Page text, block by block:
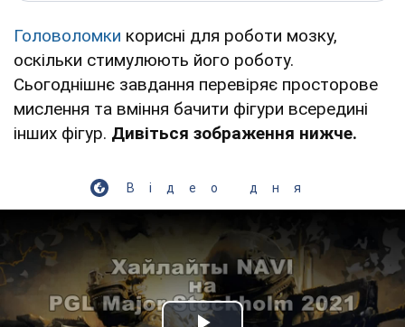
Головоломки корисні для роботи мозку,
оскільки стимулюють його роботу.
Сьогоднішнє завдання перевіряє просторове
мислення та вміння бачити фігури всередині
інших фігур. Дивіться зображення нижче.
Відео дня